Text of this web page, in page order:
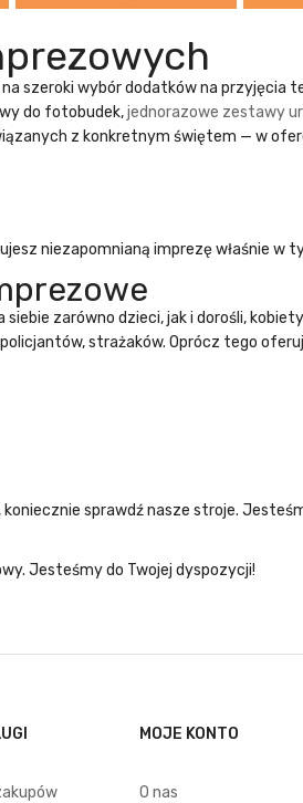
szeroki wybór dodatków na przyjęcia
do fotobudek,jednorazowe zestawy
z konkretnym świętem — w
niezapomnianą imprezę właśnie w
zarówno dzieci, jak i dorośli,
strażaków. Oprócz tego
sprawdź nasze stroje.
Jesteśmy do Twojej dyspozycji!
MOJE KONTO
O nas